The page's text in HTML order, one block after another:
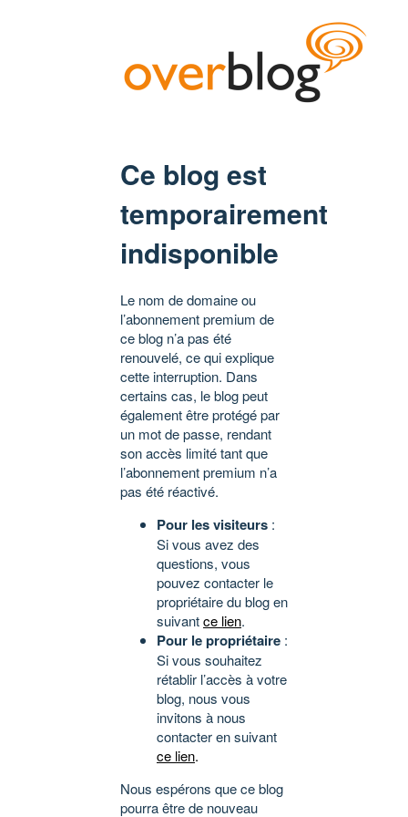
Ce blog est
temporairement
indisponible
Le nom de domaine ou
l’abonnement premium de
ce blog n’a pas été
renouvelé, ce qui explique
cette interruption. Dans
certains cas, le blog peut
également être protégé par
un mot de passe, rendant
son accès limité tant que
l’abonnement premium n’a
pas été réactivé.
Pour les visiteurs :
Si vous avez des
questions, vous
pouvez contacter le
propriétaire du blog en
suivantce lien.
Pour le propriétaire :
Si vous souhaitez
rétablir l’accès à votre
blog, nous vous
invitons à nous
contacter en suivant
ce lien.
Nous espérons que ce blog
pourra être de nouveau